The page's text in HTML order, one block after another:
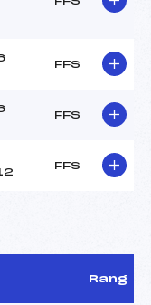
FFS
FFS
FFS
Rang